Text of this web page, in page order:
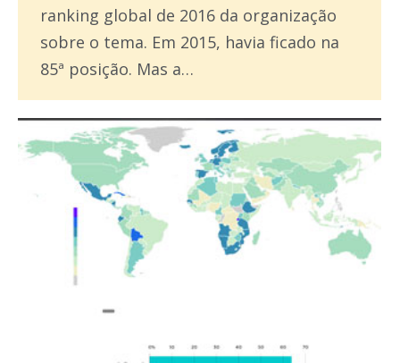
ranking global de 2016 da organização
sobre o tema. Em 2015, havia ficado na
85ª posição. Mas a…